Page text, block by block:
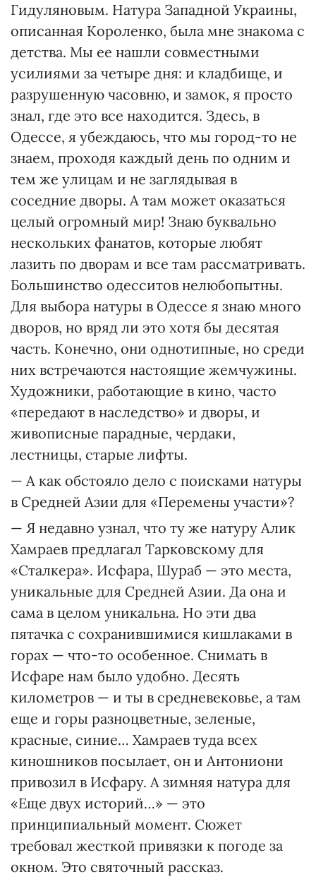
Гидуляновым. Натура Западной Украины,
описанная Короленко, была мне знакома с
детства. Мы ее нашли совместными
усилиями за четыре дня: и кладбище, и
разрушенную часовню, и замок, я просто
знал, где это все находится. Здесь, в
Одессе, я убеждаюсь, что мы город-то не
знаем, проходя каждый день по одним и
тем же улицам и не заглядывая в
соседние дворы. А там может оказаться
целый огромный мир! Знаю буквально
нескольких фанатов, которые любят
лазить по дворам и все там рассматривать.
Большинство одесситов нелюбопытны.
Для выбора натуры в Одессе я знаю много
дворов, но вряд ли это хотя бы десятая
часть. Конечно, они однотипные, но среди
них встречаются настоящие жемчужины.
Художники, работающие в кино, часто
«передают в наследство» и дворы, и
живописные парадные, чердаки,
лестницы, старые лифты.
— А как обстояло дело с поисками натуры
в Средней Азии для «Перемены участи»?
— Я недавно узнал, что ту же натуру Алик
Хамраев предлагал Тарковскому для
«Сталкера». Исфара, Шураб — это места,
уникальные для Средней Азии. Да она и
сама в целом уникальна. Но эти два
пятачка с сохранившимися кишлаками в
горах — что-то особенное. Снимать в
Исфаре нам было удобно. Десять
километров — и ты в средневековье, а там
еще и горы разноцветные, зеленые,
красные, синие… Хамраев туда всех
киношников посылает, он и Антониони
привозил в Исфару. А зимняя натура для
«Еще двух историй…» — это
принципиальный момент. Сюжет
требовал жесткой привязки к погоде за
окном. Это святочный рассказ.